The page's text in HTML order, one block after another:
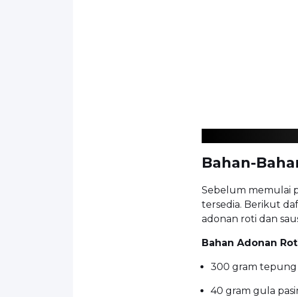
Bahan-
Sebelum memulai
tersedia. Berikut
adonan roti dan
Bahan Adonan
300 gram
40 gram gula